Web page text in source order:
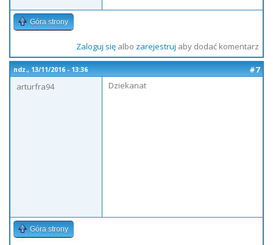
Góra strony
Zaloguj sięalbo zarejestruj aby dodać komentarz
ndz., 13/11/2016 - 13:36
#7
arturfra94
Dziekanat
Góra strony